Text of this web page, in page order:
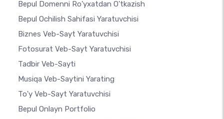
Bepul Domenni Ro'yxatdan O'tkazish
Bepul Ochilish Sahifasi Yaratuvchisi
Biznes Veb-Sayt Yaratuvchisi
Fotosurat Veb-Sayt Yaratuvchisi
Tadbir Veb-Sayti
Musiqa Veb-Saytini Yarating
To'y Veb-Sayt Yaratuvchisi
Bepul Onlayn Portfolio